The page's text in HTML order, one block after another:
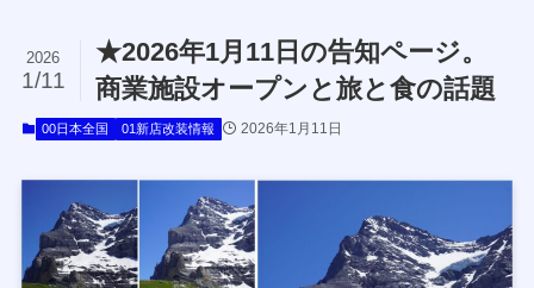
★2026年1月11日の告知ページ。
商業施設オープンと旅と食の話題
2026
1/11
00日本全国 01新店改装情報 2026年1月11日